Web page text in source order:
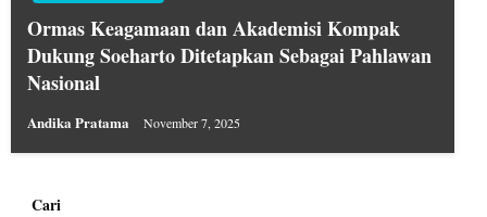
Ormas Keagamaan dan Akademisi Kompak
Dukung Soeharto Ditetapkan Sebagai Pahlawan
Nasional
Andika Pratama November 7, 2025
Cari